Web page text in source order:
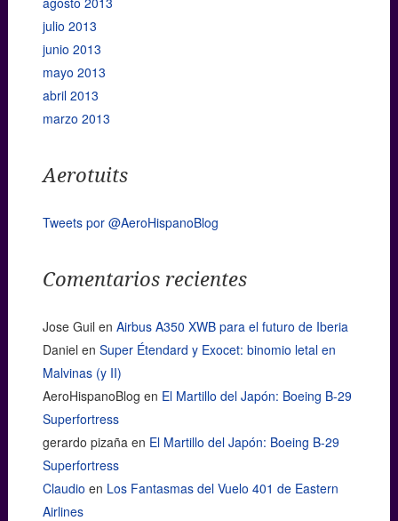
julio 2013
junio 2013
mayo 2013
abril 2013
marzo 2013
Aerotuits
Tweets por @AeroHispanoBlog
Comentarios recientes
Jose Guil en Airbus A350 XWB para el futuro de Iberia
Daniel en Super Étendard y Exocet: binomio letal en
Malvinas (y II)
AeroHispanoBlog en El Martillo del Japón: Boeing B-29
Superfortress
gerardo pizaña en El Martillo del Japón: Boeing B-29
Superfortress
Claudio en Los Fantasmas del Vuelo 401 de Eastern
Airlines